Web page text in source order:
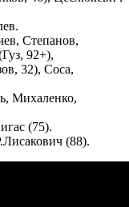
Степанов,
92+),
32), Соса,
Михаленко,
(75).
(88).